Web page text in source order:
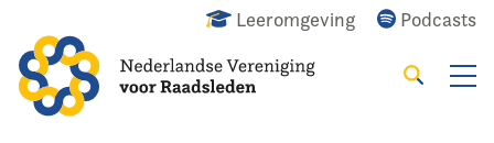
Leeromgeving Podcasts
Zoeken